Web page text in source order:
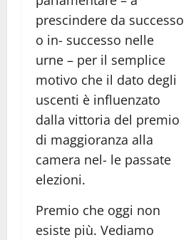
prescindere da successo
o in- successo nelle
urne – per il semplice
motivo che il dato degli
uscenti è influenzato
dalla vittoria del premio
di maggioranza alla
camera nel- le passate
elezioni.
Premio che oggi non
esiste più. Vediamo